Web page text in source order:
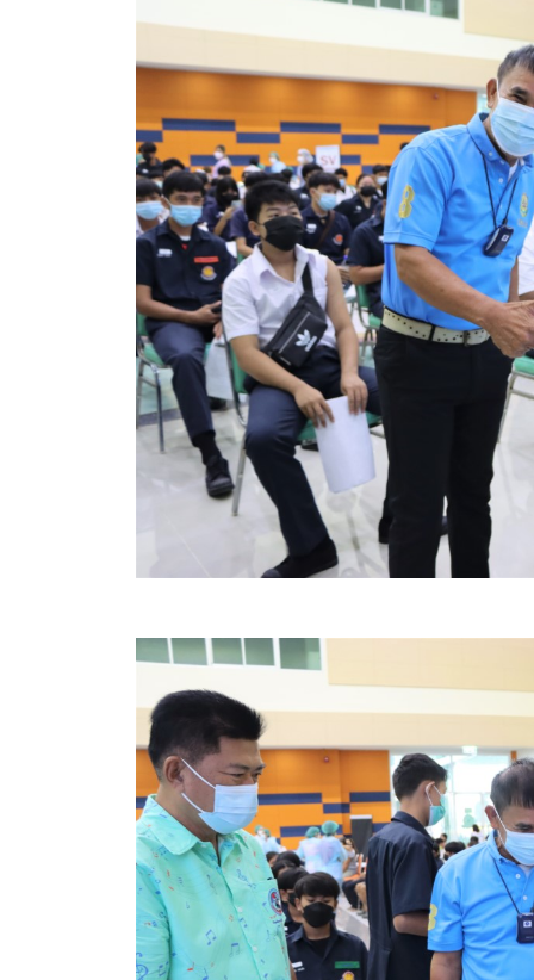
ประกาศกำหนดอายุการใช้งานของสินทรัพย์ขององ
คู่มือการปฏิบัติงานฝ่ายทะเบียนพัสดุและทรัพย์สิน
การประเมินความพึงพอใจของการดำเนินงาน อบจ.
ขั้นตอนและวิธีการชำระภาษีฯ
แบบฟอร์มการชำระภาษีฯ
การบริการแบบเบ็ดเสร็จ (One Stop Service)
หนังสือสั่งการ
สรุปผลการปฏิบัติงานประจำเดือน GPS
ระเบียบพัสดุฯ การจัดซื้อจัดจ้าง
ITA : การประเมินคุณธรรมและความโปร่งใสในการ
การจัดการความรู้ (KM)
ข้อระเบียบและกฎหมาย
มาตรฐานการปฏิบัติงาน
แผนพัฒนาท้องถิ่น ของอบจ.สุพรรณบุรี